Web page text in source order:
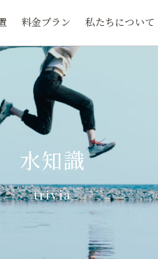
料金プラン 私たちについて
水知識
trivia